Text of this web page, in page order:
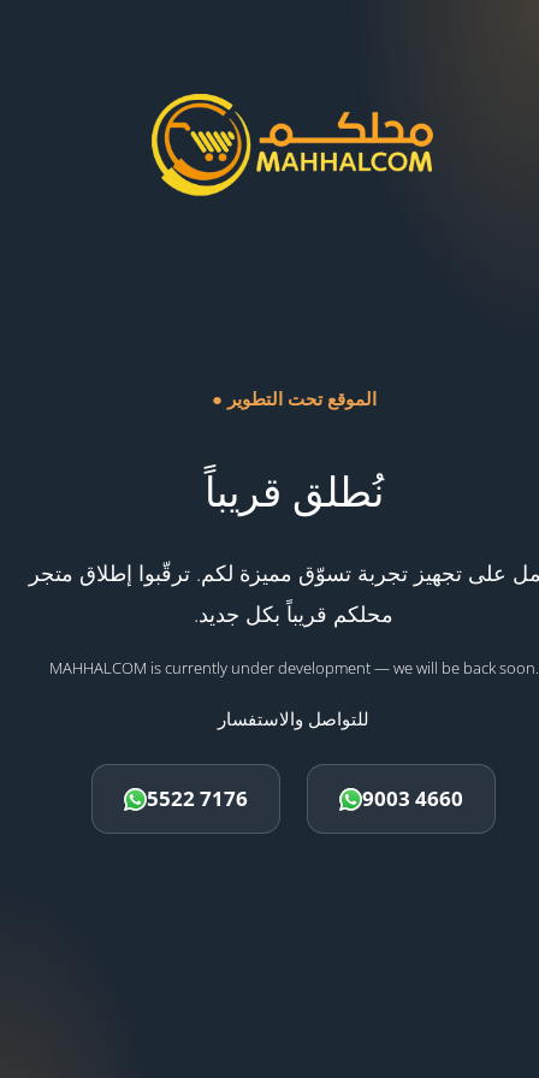
● الموقع تحت التطوير
نُطلق قريباً
على تجهيز تجربة تسوّق مميزة لكم. ترقّبوا إطلاق متجر
محلكم قريباً بكل جديد.
MAHHALCOM is currently under development — we will be back soon.
للتواصل والاستفسار
5522 7176 9003 4660